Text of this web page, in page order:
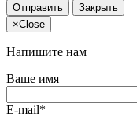
Отправить
Закрыть
×Close
Напишите нам
Ваше имя
E-mail*